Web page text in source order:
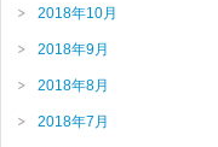
2018年10月
2018年9月
2018年8月
2018年7月